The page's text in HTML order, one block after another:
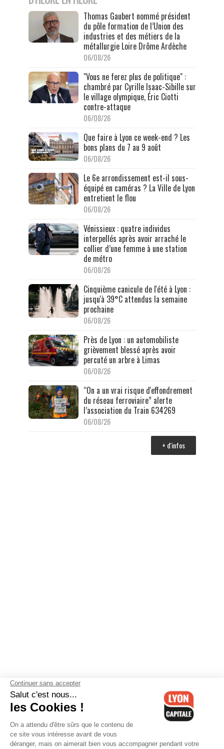
Thomas Gaubert nommé président
du pôle formation de l’Union des
industries et des métiers de la
métallurgie Loire Drôme Ardèche
06/08/26
"Vous ne ferez plus de politique" :
chambré par Cyrille Isaac-Sibille sur
le village olympique, Éric Ciotti
contre-attaque
06/08/26
Que faire à Lyon ce week-end ? Les
bons plans du 7 au 9 août
06/08/26
Le 6e arrondissement est-il sous-
équipé en caméras ? La Ville de Lyon
entretient le flou
06/08/26
Vénissieux : quatre individus
interpellés après avoir arraché le
collier d’une femme à une station
de métro
06/08/26
Cinquième canicule de l'été à Lyon :
jusqu'à 39°C attendus la semaine
prochaine
06/08/26
Près de Lyon : un automobiliste
grièvement blessé après avoir
percuté un arbre à Limas
06/08/26
“On a un vrai risque d'effondrement
du réseau ferroviaire” alerte
l’association du Train 634269
06/08/26
+ d'infos